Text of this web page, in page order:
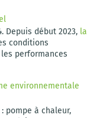
Depuis début 2023, la
conditions
performances
environnementale
pompe à chaleur,